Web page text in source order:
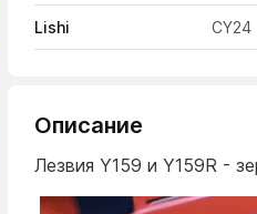
Lishi CY24
Описание
Лезвия Y159 и Y159R -